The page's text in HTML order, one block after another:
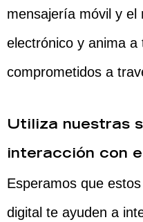
mensajería móvil y el
electrónico y anima
comprometidos a
Utiliza nuestras
interacción con
Esperamos que
digital te ayuden a